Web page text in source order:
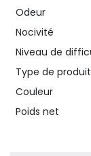
Odeur
Nocivité
Niveau de
Type de produit
Couleur
Poids net